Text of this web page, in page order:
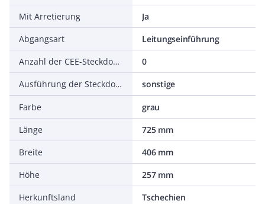
Mit Arretierung
Ja
Abgangsart
Leitungseinführung
Anzahl der CEE-Steckdosen (IEC 60309)
0
Ausführung der Steckdosen
sonstige
Farbe
grau
Länge
725 mm
Breite
406 mm
Höhe
257 mm
Herkunftsland
Tschechien